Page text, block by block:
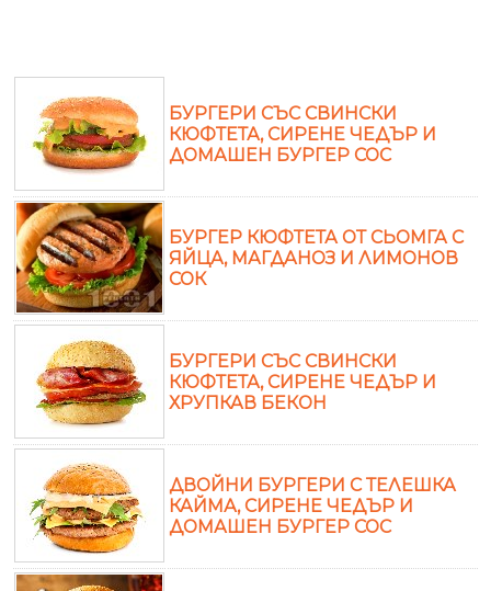
БУРГЕРИ СЪС СВИНСКИ
КЮФТЕТА, СИРЕНЕ ЧЕДЪР И
ДОМАШЕН БУРГЕР СОС
БУРГЕР КЮФТЕТА ОТ СЬОМГА С
ЯЙЦА, МАГДАНОЗ И ЛИМОНОВ
СОК
БУРГЕРИ СЪС СВИНСКИ
КЮФТЕТА, СИРЕНЕ ЧЕДЪР И
ХРУПКАВ БЕКОН
ДВОЙНИ БУРГЕРИ С ТЕЛЕШКА
КАЙМА, СИРЕНЕ ЧЕДЪР И
ДОМАШЕН БУРГЕР СОС